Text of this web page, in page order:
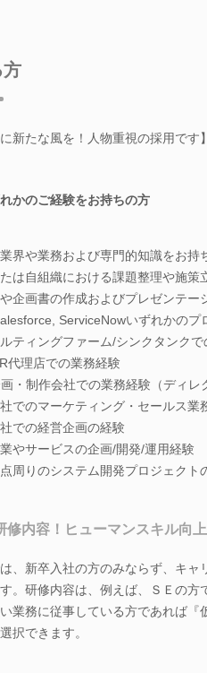
方
に新たな風を！人物重視の採用で
かのご経験をお持ちの方
業界や業務および専門的知識をお持
たは自組織における課題整理や施策
や企画書の作成およびプレゼンテー
ServiceNowいずれかの
ルティングファーム/シンクタンク
代理店での業務経験
画・制作会社での業務経験（ディレ
社でのマーケティング・セールス業
社での経営企画の経験
業やサービスの企画/開発/運用経験
点周りのシステム開発プロジェクト
修内容！ヒューマンスキル向上
、新卒入社の方のみならず、キ
。研修内容は、例えば、ＳＥの
業務に従事している方であれば
択できます。